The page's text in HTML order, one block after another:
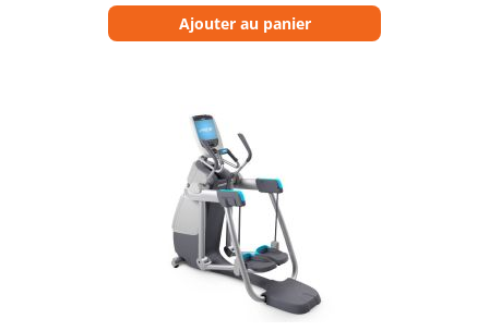
Ajouter au panier